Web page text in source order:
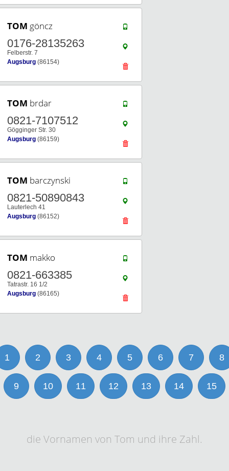
TOM göncz
0176-28135263
Felberstr. 7
Augsburg (86154)
TOM brdar
0821-7107512
Gögginger Str. 30
Augsburg (86159)
TOM barczynski
0821-50890843
Lauterlech 41
Augsburg (86152)
TOM makko
0821-663385
Tatrastr. 16 1/2
Augsburg (86165)
1 2 3 4 5 6 7 8
9 10 11 12 13 14 15
die Vornamen von Tom und ihre Zahl.